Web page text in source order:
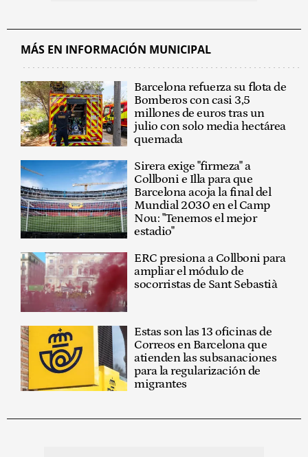
MÁS EN INFORMACIÓN MUNICIPAL
Barcelona refuerza su flota de
Bomberos con casi 3,5
millones de euros tras un
julio con solo media hectárea
quemada
Sirera exige "firmeza" a
Collboni e Illa para que
Barcelona acoja la final del
Mundial 2030 en el Camp
Nou: "Tenemos el mejor
estadio"
ERC presiona a Collboni para
ampliar el módulo de
socorristas de Sant Sebastià
Estas son las 13 oficinas de
Correos en Barcelona que
atienden las subsanaciones
para la regularización de
migrantes